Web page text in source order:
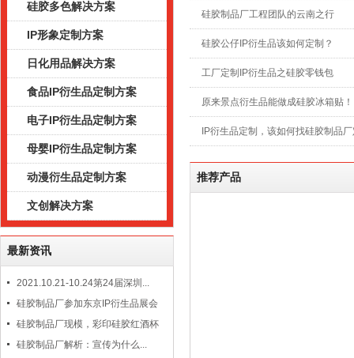
硅胶多色解决方案
IP形象定制方案
日化用品解决方案
食品IP衍生品定制方案
电子IP衍生品定制方案
母婴IP衍生品定制方案
动漫衍生品定制方案
文创解决方案
最新资讯
2021.10.21-10.24第24届深圳...
硅胶制品厂参加东京IP衍生品展会
硅胶制品厂现模，彩印硅胶红酒杯
硅胶制品厂解析：宣传为什么...
硅胶制品厂工程团队的云南之行
硅胶公仔IP衍生品该如何定制？
工厂定制IP衍生品之硅胶零钱包
原来景点衍生品能做成硅胶冰箱贴！
IP衍生品定制，该如何找硅胶制品
推荐产品